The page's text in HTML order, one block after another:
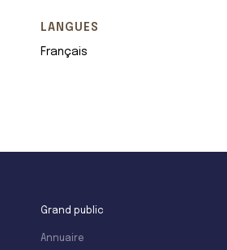
LANGUES
Français
Grand public
Annuaire